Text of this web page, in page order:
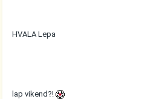
HVALA Lepa
lap vikend?!